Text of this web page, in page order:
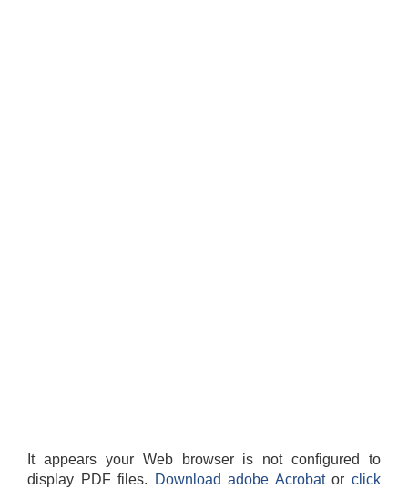
It appears your Web browser is not configured to
display PDF files.
Download adobe Acrobatorclick